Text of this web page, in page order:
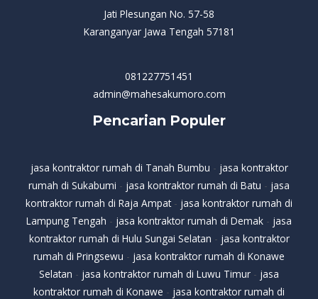
Jati Plesungan No. 57-58
Karanganyar Jawa Tengah 57181
081227751451
admin@mahesakumoro.com
Pencarian Populer
jasa kontraktor rumah di Tanah Bumbu - jasa kontraktor
rumah di Sukabumi - jasa kontraktor rumah di Batu - jasa
kontraktor rumah di Raja Ampat- jasa kontraktor rumah di
Lampung Tengah - jasa kontraktor rumah di Demak - jasa
kontraktor rumah di Hulu Sungai Selatan - jasa kontraktor
rumah di Pringsewu - jasa kontraktor rumah di Konawe
Selatan - jasa kontraktor rumah di Luwu Timur - jasa
kontraktor rumah di Konawe - jasa kontraktor rumah di